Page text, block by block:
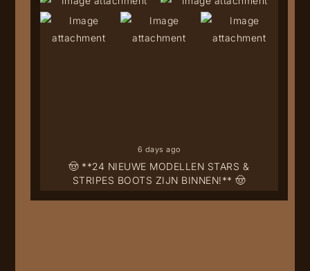
🤠 **24 NIEUWE MODELLEN STARS &
STRIPES BOOTS ZIJN BINNEN!** 🤠
6 days ago